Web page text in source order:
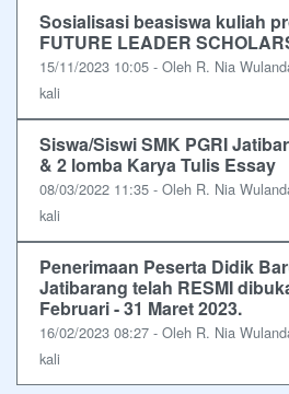
Sosialisasi beasiswa kuliah
FUTURE LEADER
15/11/2023 10:05 - Oleh R. Nia
kali
Siswa/Siswi SMK PGRI
& 2 lomba Karya Tulis Essay
08/03/2022 11:35 - Oleh R. Nia
kali
Penerimaan Peserta Didik
Jatibarang telah RESMI
Februari - 31 Maret 2023.
16/02/2023 08:27 - Oleh R. Nia
kali